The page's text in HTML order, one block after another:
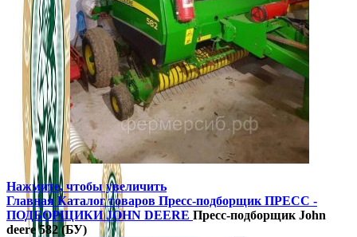
Нажмите, чтобы увеличить
ГлавнаяКаталог товаров Пресс-подборщик ПРЕСС -
ПОДБОРЩИКИ JOHN DEERE Пресс-подборщик John
deere 582 (БУ)